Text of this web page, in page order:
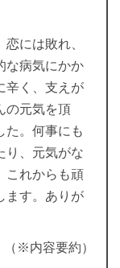
には敗れ、
な病気にかか
辛く、支えが
の元気を頂
た。何事にも
り、元気がな
これからも頑
ます。ありが
（※内容要約）